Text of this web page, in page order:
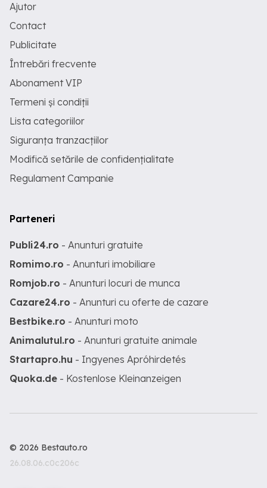
Ajutor
Contact
Publicitate
Întrebări frecvente
Abonament VIP
Termeni și condiții
Lista categoriilor
Siguranța tranzacțiilor
Modifică setările de confidențialitate
Regulament Campanie
Parteneri
Publi24.ro - Anunturi gratuite
Romimo.ro - Anunturi imobiliare
Romjob.ro - Anunturi locuri de munca
Cazare24.ro - Anunturi cu oferte de cazare
Bestbike.ro - Anunturi moto
Animalutul.ro - Anunturi gratuite animale
Startapro.hu - Ingyenes Apróhirdetés
Quoka.de - Kostenlose Kleinanzeigen
© 2026 Bestauto.ro
26.08.06.c0c206c